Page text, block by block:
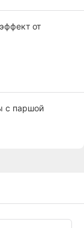
от
с паршой